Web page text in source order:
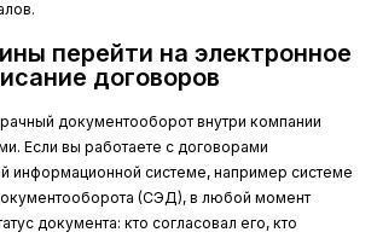
перейти на электронное
договоров
документооборот внутри компании
Если вы работаете с договорами
информационной системе, например системе
(СЭД), в любой момент
документа: кто согласовал его, кто